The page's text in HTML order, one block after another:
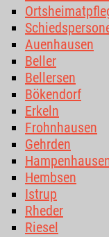
Auenhausen
Beller
Bellersen
Bökendorf
Erkeln
Frohnhausen
Gehrden
Hembsen
Istrup
Rheder
Riesel